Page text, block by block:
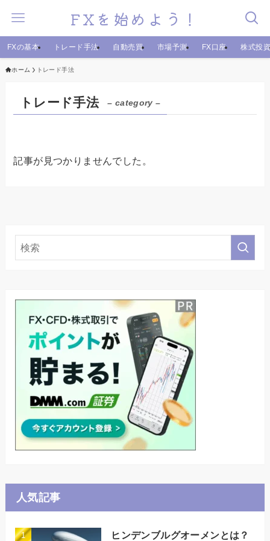
FXを始めよう！
FXの基本 トレード手法 自動売買 市場予測 FX口座 株式投資
ホーム トレード手法
トレード手法 – category –
記事が見つかりませんでした。
人気記事
ヒンデンブルグオーメンとは？